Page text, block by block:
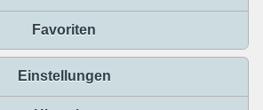
Favoriten
Einstellungen